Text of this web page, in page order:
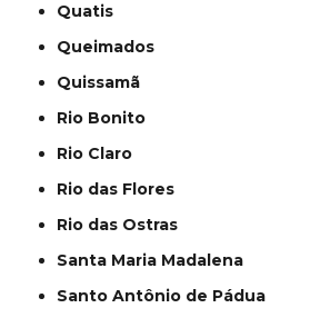
Quatis
Queimados
Quissamã
Rio Bonito
Rio Claro
Rio das Flores
Rio das Ostras
Santa Maria Madalena
Santo Antônio de Pádua